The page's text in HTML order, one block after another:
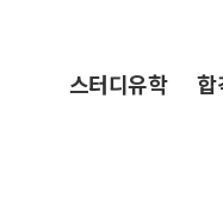
스터디유학 합